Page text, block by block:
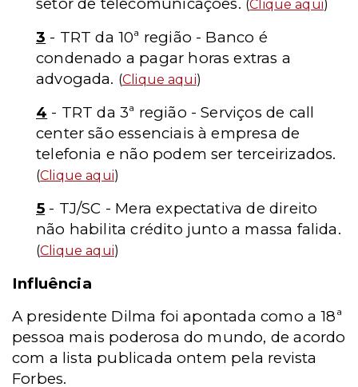
(Clique aqui)
3 - TRT da 10ª região - Banco é
condenado a pagar horas extras a
advogada. (Clique aqui)
4 - TRT da 3ª região - Serviços de call
center são essenciais à empresa de
telefonia e não podem ser terceirizados.
(Clique aqui)
5 - TJ/SC - Mera expectativa de direito
não habilita crédito junto a massa falida.
(Clique aqui)
Influência
A presidente Dilma foi apontada como a 18ª
pessoa mais poderosa do mundo, de acordo
com a lista publicada ontem pela revista
Forbes.